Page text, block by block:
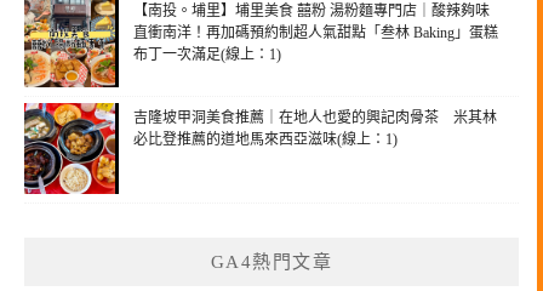
【南投。埔里】埔里美食 囍粉 湯粉麵專門店｜酸辣夠味
直衝南洋！再加碼預約制超人氣甜點「叁林 Baking」蛋糕
布丁一次滿足(線上：1)
吉隆坡甲洞美食推薦｜在地人也愛的興記肉骨茶 米其林
必比登推薦的道地馬來西亞滋味(線上：1)
GA4熱門文章